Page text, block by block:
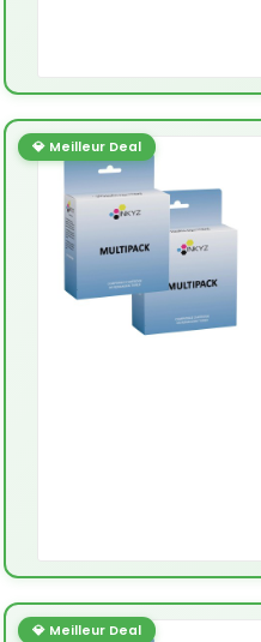
💎 Meilleur Deal
💎 Meilleur Deal